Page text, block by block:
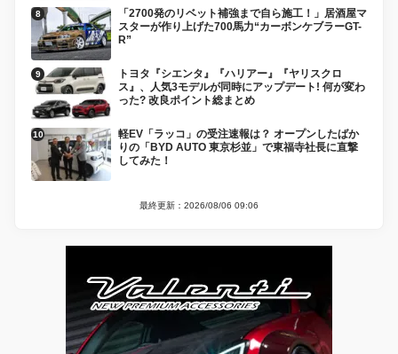
「2700発のリベット補強まで自ら施工！」居酒屋マ
スターが作り上げた700馬力“カーボンケブラーGT-
R”
トヨタ『シエンタ』『ハリアー』『ヤリスクロ
ス』、人気3モデルが同時にアップデート! 何が変わ
った? 改良ポイント総まとめ
軽EV「ラッコ」の受注速報は？ オープンしたばか
りの「BYD AUTO 東京杉並」で東福寺社長に直撃
してみた！
最終更新：2026/08/06 09:06